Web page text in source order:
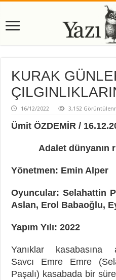
KURAK
16/12/2022 3,152
Ümit ÖZDEMİR /
Adalet dünyanın
Yönetmen: Emin Alper
Oyuncular: Selahattin
Aslan, Erol Babaoğlu,
Yapım Yılı: 2022
Yanıklar kasabasına
Savcı Emre Emre
Paşalı) kasabada bir